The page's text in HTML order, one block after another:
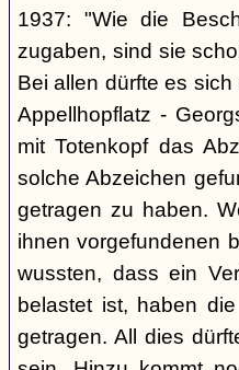
1937: "Wie die
zugaben, sind sie
Bei allen dürfte es
Appellhopflatz -
mit Totenkopf das
solche Abzeichen
getragen zu haben.
ihnen vorgefundenen
wussten, dass ein
belastet ist, haben
getragen. All dies